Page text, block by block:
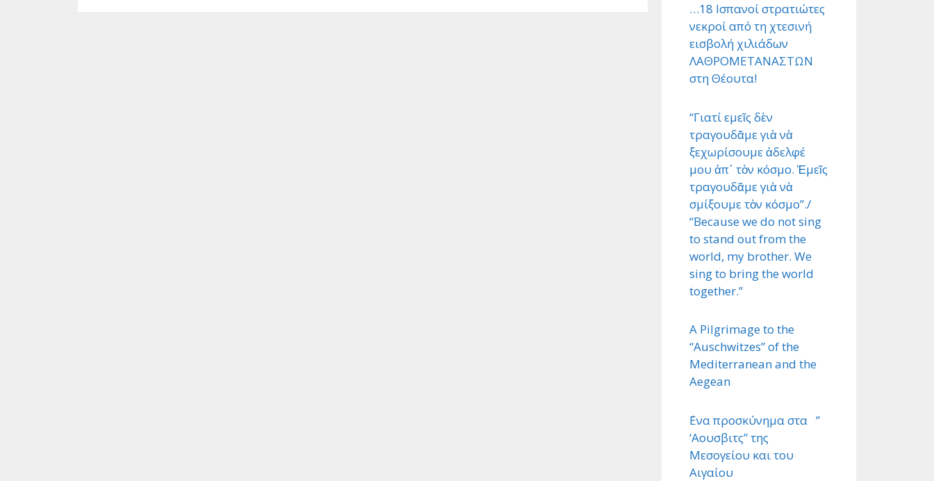
…18 Ισπανοί στρατιώτες
νεκροί από τη χτεσινή
εισβολή χιλιάδων
ΛΑΘΡΟΜΕΤΑΝΑΣΤΩΝ
στη Θέουτα!
“Γιατί εμεῖς δὲν
τραγουδᾶμε γιὰ νὰ
ξεχωρίσουμε ἀδελφέ
μου ἀπ᾿ τὸν κόσμο. Ἐμεῖς
τραγουδᾶμε γιὰ νὰ
σμίξουμε τὸν κόσμο”./
“Because we do not sing
to stand out from the
world, my brother. We
sing to bring the world
together.”
A Pilgrimage to the
“Auschwitzes” of the
Mediterranean and the
Aegean
΄Ενα προσκύνημα στα ”
‘Αουσβιτς” της
Μεσογείου και του
Αιγαίου